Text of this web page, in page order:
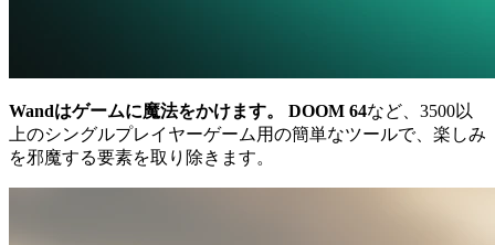
Wandはゲームに魔法をかけます。 DOOM 64など、3500以
上のシングルプレイヤーゲーム用の簡単なツールで、楽しみ
を邪魔する要素を取り除きます。